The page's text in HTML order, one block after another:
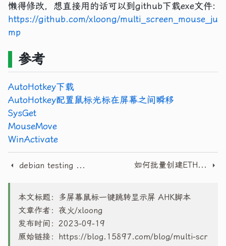
懒得修改，想直接用的话可以到github下载exe文件:
https://github.com/xloong/multi_screen_mouse_ju
mp
参考
AutoHotkey下载
AutoHotkey配置鼠标光标在屏幕之间瞬移
SysGet
MouseMove
WinActivate
debian testing 从0安装的折腾到放弃 如何批量创建ETH钱包地址
本文标题：多屏幕鼠标一键跳转显示屏 AHK脚本
文章作者：夜火/xloong
发布时间：2023-09-19
原始链接：
https://blog.15897.com/blog/multi-scr